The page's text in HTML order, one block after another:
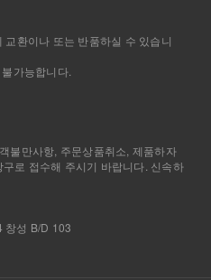
환이나 또는 반품하실 수 있습니
가능합니다.
불만사항, 주문상품취소, 제품하자
로 접수해 주시기 바랍니다. 신속하
창성 B/D 103